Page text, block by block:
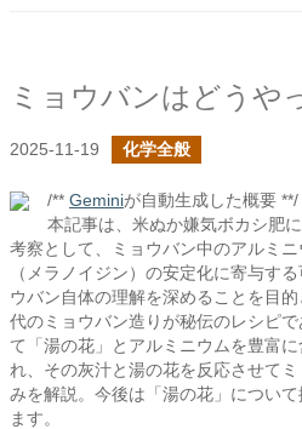
ミョウバンはどうや
2025-11-19 化学全般
/** Geminiが自動生成した概要 **/
本記事は、米ぬか嫌気ボカシ肥
考察として、ミョウバン中のアルミ
（メラノイジン）の安定化に寄与す
ウバン自体の理解を深めることを目
代のミョウバン造りが秘伝のレシピ
て「湯の花」とアルミニウムを豊富
れ、その灰汁と湯の花を反応させて
みを解説。今後は「湯の花」につい
ます。